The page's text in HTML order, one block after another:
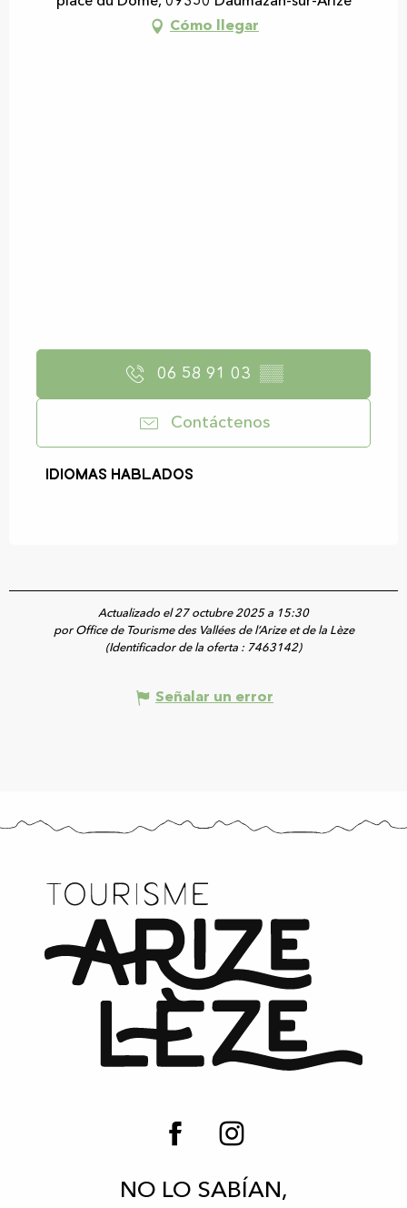
Cómo llegar
06 58 91 03 ▒▒
Contáctenos
Idiomas hablados
Idiomas hablados
Actualizado el 27 octubre 2025 a 15:30
por Office de Tourisme des Vallées de l’Arize et de la Lèze
(Identificador de la oferta : 7463142)
Señalar un error
NO LO SABÍAN,